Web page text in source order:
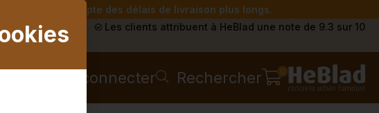
donc tenir compte des délais de livraison plus longs.
Les clients attribuent à HeBlad une note de 9.3 sur 10
Se connecter Rechercher 0